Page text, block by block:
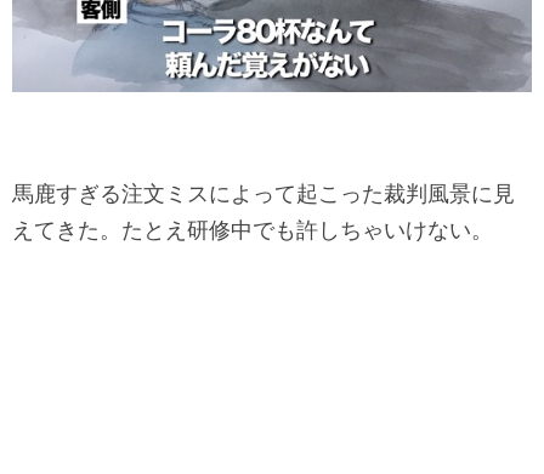
馬鹿すぎる注文ミスによって起こった裁判風景に見
えてきた。 たとえ研修中でも許しちゃいけない。